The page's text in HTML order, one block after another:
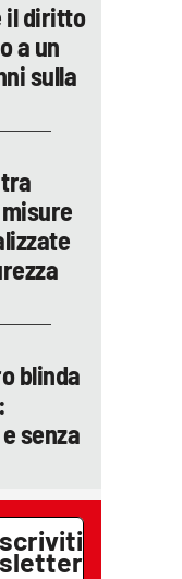
il diritto
a un
sulla
blinda
senza